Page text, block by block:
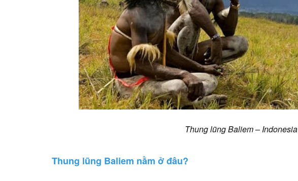
Thung lũng Baliem – Indonesia
Thung lũng Baliem nằm ở đâu?